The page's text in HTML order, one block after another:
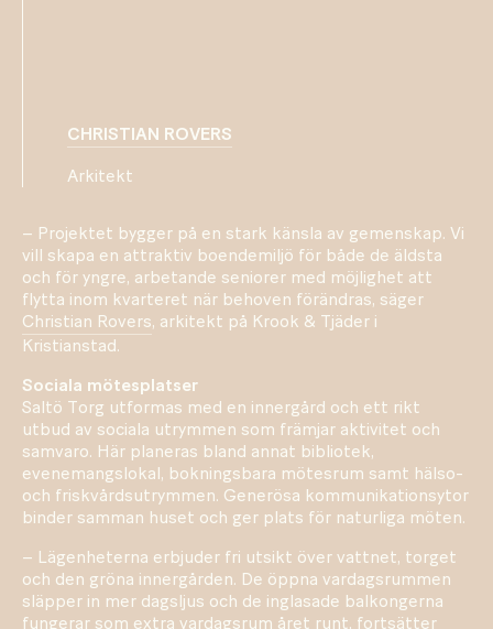
CHRISTIAN ROVERS
Arkitekt
– Projektet bygger på en stark känsla av gemenskap. Vi
vill skapa en attraktiv boendemiljö för både de äldsta
och för yngre, arbetande seniorer med möjlighet att
flytta inom kvarteret när behoven förändras, säger
Christian Rovers, arkitekt på Krook & Tjäder i
Kristianstad.
Sociala mötesplatser
Saltö Torg utformas med en innergård och ett rikt
utbud av sociala utrymmen som främjar aktivitet och
samvaro. Här planeras bland annat bibliotek,
evenemangslokal, bokningsbara mötesrum samt hälso-
och friskvårdsutrymmen. Generösa kommunikationsytor
binder samman huset och ger plats för naturliga möten.
– Lägenheterna erbjuder fri utsikt över vattnet, torget
och den gröna innergården. De öppna vardagsrummen
släpper in mer dagsljus och de inglasade balkongerna
fungerar som extra vardagsrum året runt, fortsätter